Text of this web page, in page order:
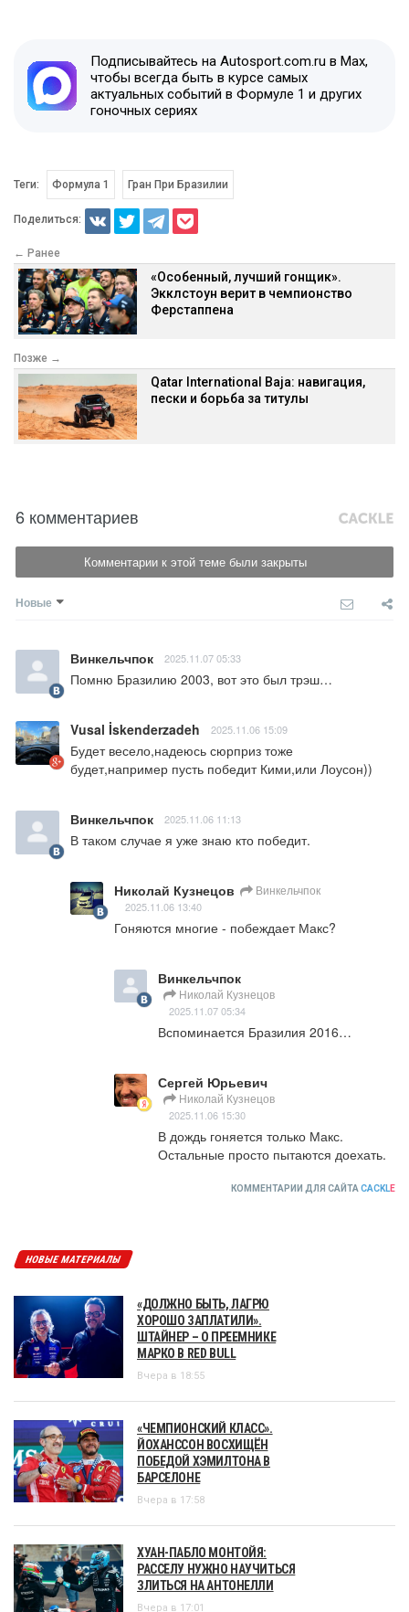
Подписывайтесь на Autosport.com.ru в Max,
чтобы всегда быть в курсе самых
актуальных событий в Формуле 1 и других
гоночных сериях
Теги: Формула 1 Гран При Бразилии
Поделиться:
← Ранее
«Особенный, лучший гонщик».
Экклстоун верит в чемпионство
Ферстаппена
Позже →
Qatar International Baja: навигация,
пески и борьба за титулы
6 комментариев
Комментарии к этой теме были закрыты
Новые
Винкельчпок 2025.11.07 05:33
Помню Бразилию 2003, вот это был трэш…
Vusal İskenderzadeh 2025.11.06 15:09
Будет весело,надеюсь сюрприз тоже
будет,например пусть победит Кими,или Лоусон))
Винкельчпок 2025.11.06 11:13
В таком случае я уже знаю кто победит.
Николай Кузнецов Винкельчпок
2025.11.06 13:40
Гоняются многие - побеждает Макс?
Винкельчпок
Николай Кузнецов
2025.11.07 05:34
Вспоминается Бразилия 2016…
Сергей Юрьевич
Николай Кузнецов
2025.11.06 15:30
В дождь гоняется только Макс.
Остальные просто пытаются доехать.
КОММЕНТАРИИ ДЛЯ САЙТА CACKLE
НОВЫЕ МАТЕРИАЛЫ
«ДОЛЖНО БЫТЬ, ЛАГРЮ
ХОРОШО ЗАПЛАТИЛИ».
ШТАЙНЕР – О ПРЕЕМНИКЕ
МАРКО В RED BULL
Вчера в 18:55
«ЧЕМПИОНСКИЙ КЛАСС».
ЙОХАНССОН ВОСХИЩЁН
ПОБЕДОЙ ХЭМИЛТОНА В
БАРСЕЛОНЕ
Вчера в 17:58
ХУАН-ПАБЛО МОНТОЙЯ:
РАССЕЛУ НУЖНО НАУЧИТЬСЯ
ЗЛИТЬСЯ НА АНТОНЕЛЛИ
Вчера в 17:01